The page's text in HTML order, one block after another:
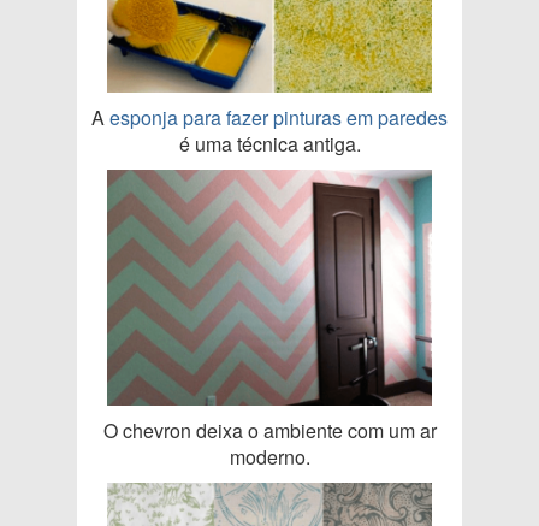
Aesponja para fazer pinturas em paredes
é uma técnica antiga.
O chevron deixa o ambiente com um ar
moderno.